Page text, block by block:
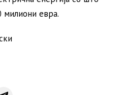
евра.